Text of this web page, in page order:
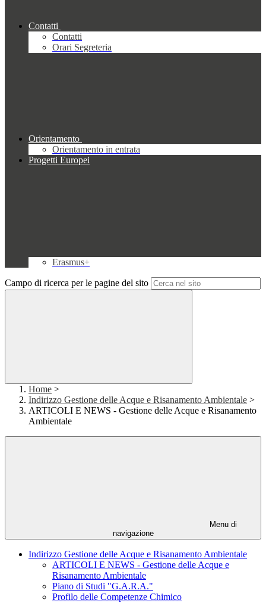
Contatti
Contatti
Orari Segreteria
Orientamento
Orientamento in entrata
Progetti Europei
Erasmus+
Campo di ricerca per le pagine del sito
Home >
Indirizzo Gestione delle Acque e Risanamento Ambientale >
ARTICOLI E NEWS - Gestione delle Acque e Risanamento
Ambientale
Menu di
navigazione
Indirizzo Gestione delle Acque e Risanamento Ambientale
ARTICOLI E NEWS - Gestione delle Acque e
Risanamento Ambientale
Piano di Studi "G.A.R.A."
Profilo delle Competenze Chimico